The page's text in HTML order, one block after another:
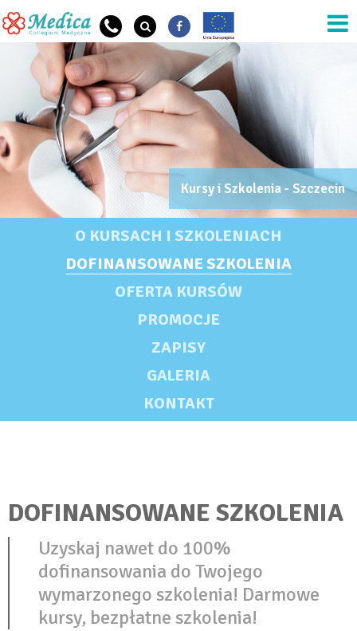
Przejdź do treści
OG SZKOŁA OPIS
OG Szkoła Nazwa
Kursy i Szkolenia - Szczecin
O KURSACH I SZKOLENIACH
DOFINANSOWANE SZKOLENIA
OFERTA KURSÓW
PROMOCJE
ZAPISY
GALERIA
KONTAKT
DOFINANSOWANE SZKOLENIA
Uzyskaj nawet do 100%
dofinansowania do Twojego
wymarzonego szkolenia! Darmowe
kursy, bezpłatne szkolenia!